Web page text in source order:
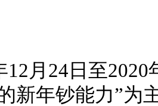
12月24日至
新年钞能力”为